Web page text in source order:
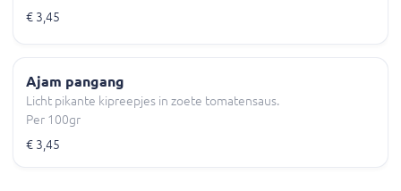
€ 3,45
Ajam pangang
Licht pikante kipreepjes in zoete tomatensaus.
Per 100gr
€ 3,45